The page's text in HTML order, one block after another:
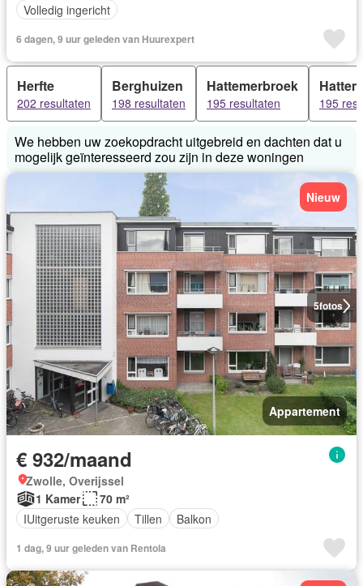
Volledig ingericht
6 dagen, 9 uur geleden van Huurexpert
Herfte
202 resultaten
Berghuizen
198 resultaten
Hattemerbroek
195 resultaten
Hattem
195
We hebben uw zoekopdracht uitgebreid en dachten dat u
mogelijk geïnteresseerd zou zijn in deze woningen
5fotos
Nieuw
Appartement
€ 932/maand
Zwolle, Overijssel
1 Kamer
70 m²
IUitgeruste keuken
Tillen Balkon
1 dag, 9 uur geleden van Rentola